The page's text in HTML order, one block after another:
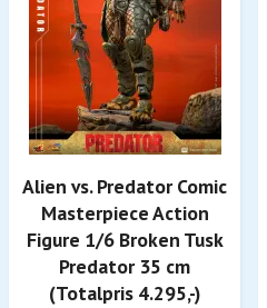
Alien vs. Predator Comic
Masterpiece Action
Figure 1/6 Broken Tusk
Predator 35 cm
(Totalpris 4.295,-)